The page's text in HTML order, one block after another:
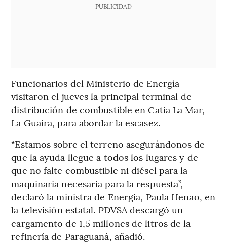
PUBLICIDAD
Funcionarios del Ministerio de Energía
visitaron el jueves la principal terminal de
distribución de combustible en Catia La Mar,
La Guaira, para abordar la escasez.
“Estamos sobre el terreno asegurándonos de
que la ayuda llegue a todos los lugares y de
que no falte combustible ni diésel para la
maquinaria necesaria para la respuesta”,
declaró la ministra de Energía, Paula Henao, en
la televisión estatal. PDVSA descargó un
cargamento de 1,5 millones de litros de la
refinería de Paraguaná, añadió.